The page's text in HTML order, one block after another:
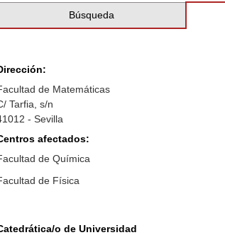
Búsqueda
de Matemáticas
Tarfia, s/n
- Sevilla
afectados:
de Química
de Física
o de Universidad